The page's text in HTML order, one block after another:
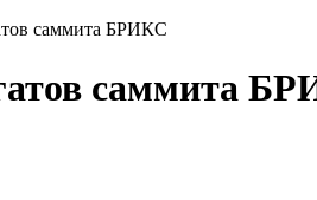
саммита БРИКС
саммита